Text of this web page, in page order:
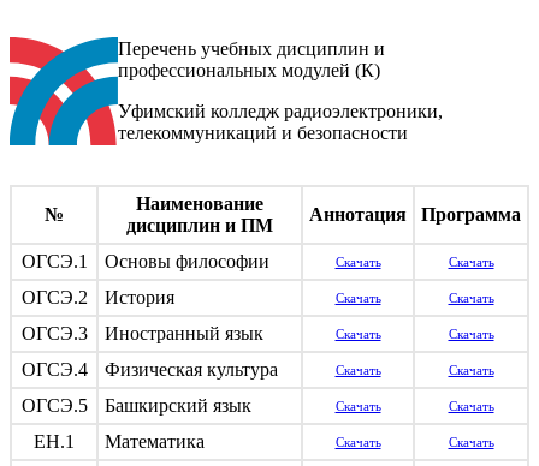
Перечень учебных дисциплин и
профессиональных модулей (К)
Уфимский колледж радиоэлектроники,
телекоммуникаций и безопасности
№
Наименование
дисциплин и ПМ
Аннотация Программа
ОГСЭ.1 Основы философии Скачать Скачать
ОГСЭ.2 История Скачать Скачать
ОГСЭ.3 Иностранный язык Скачать Скачать
ОГСЭ.4 Физическая культура Скачать Скачать
ОГСЭ.5 Башкирский язык Скачать Скачать
ЕН.1 Математика Скачать Скачать